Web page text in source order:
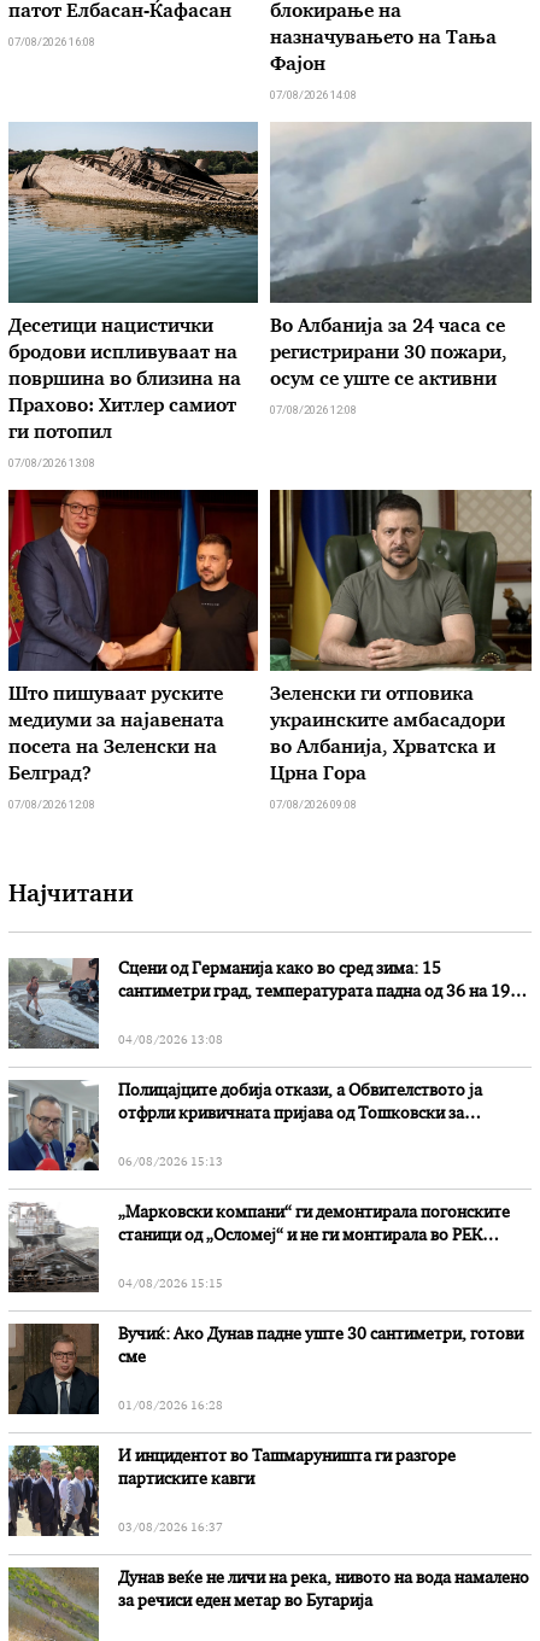
патот Елбасан-Ќафасан
07/08/2026 16:08
блокирање на
назначувањето на Тања
Фајон
07/08/2026 14:08
Десетици нацистички
бродови испливуваат на
површина во близина на
Прахово: Хитлер самиот
ги потопил
07/08/2026 13:08
Во Албанија за 24 часа се
регистрирани 30 пожари,
осум се уште се активни
07/08/2026 12:08
Што пишуваат руските
медиуми за најавената
посета на Зеленски на
Белград?
07/08/2026 12:08
Зеленски ги отповика
украинските амбасадори
во Албанија, Хрватска и
Црна Гора
07/08/2026 09:08
Најчитани
Сцени од Германија како во сред зима: 15
сантиметри град, температурата падна од 36 на 19
04/08/2026 13:08
Полицајците добија откази, а Обвителството ја
отфрли кривичната пријава од Тошковски за
06/08/2026 15:13
„Марковски компани“ ги демонтирала погонските
станици од „Осломеј“ и не ги монтирала во РЕК
04/08/2026 15:15
Вучиќ: Ако Дунав падне уште 30 сантиметри, готови
сме
01/08/2026 16:28
И инцидентот во Ташмаруништa ги разгоре
партиските кавги
03/08/2026 16:37
Дунав веќе не личи на река, нивото на вода намалено
за речиси еден метар во Бугарија